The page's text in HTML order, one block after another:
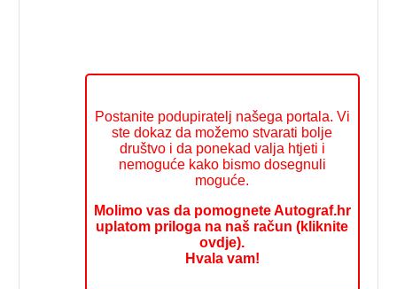
Postanite podupiratelj našega portala. Vi
ste dokaz da možemo stvarati bolje
društvo i da ponekad valja htjeti i
nemoguće kako bismo dosegnuli
moguće.
Molimo vas da pomognete Autograf.hr
uplatom priloga na naš račun (kliknite
ovdje).
Hvala vam!